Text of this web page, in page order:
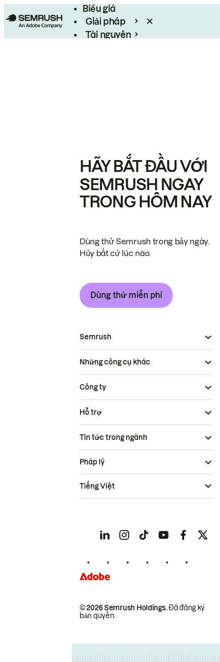
Biểu giá
Giải pháp
Tài nguyên
HÃY BẮT ĐẦU VỚI
SEMRUSH NGAY
TRONG HÔM NAY
Dùng thử Semrush trong bảy ngày.
Hủy bất cứ lúc nào.
Dùng thử miễn phí
Semrush
Những công cụ khác
Công ty
Hỗ trợ
Tin tức trong ngành
© 2026 Semrush Holdings.Đã đăng ký
bản quyền.
Pháp lý
Tiếng Việt